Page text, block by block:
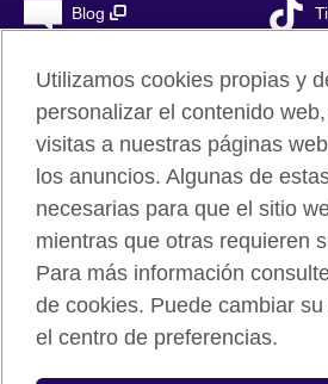
Blog
British Council Global
Privacidad
Aviso Legal
Cookies
Mapa del sitio
© 2026 British Council
Utilizamos cookies propias y
personalizar el contenido
visitas a nuestras páginas
los anuncios. Algunas de
necesarias para que el sitio
mientras que otras requieren
Para más información
de cookies. Puede cambiar
el centro de preferencias.